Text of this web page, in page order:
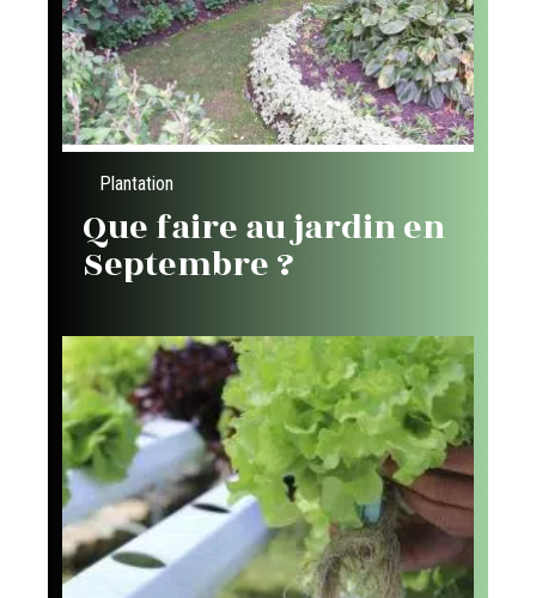
Plantation
Que faire au jardin en
Septembre ?